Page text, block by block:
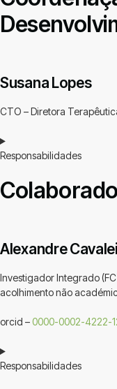
Susana Lopes
CTO – Diretora
Responsabilidades
Alexandre
Investigador Integrado
acolhimento não
orcid –0000-0002-4222-
Responsabilidades